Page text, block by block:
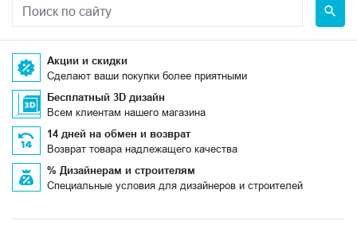
Акции и скидки
Сделают ваши покупки более приятными
Бесплатный 3D дизайн
Всем клиентам нашего магазина
14 дней на обмен и возврат
Возврат товара надлежащего качества
% Дизайнерам и строителям
Специальные условия для дизайнеров и строителей